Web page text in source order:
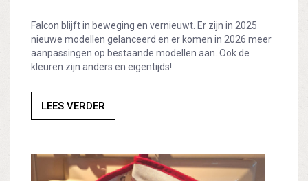
Falcon blijft in beweging en vernieuwt. Er zijn in 2025
nieuwe modellen gelanceerd en er komen in 2026 meer
aanpassingen op bestaande modellen aan. Ook de
kleuren zijn anders en eigentijds!
LEES VERDER